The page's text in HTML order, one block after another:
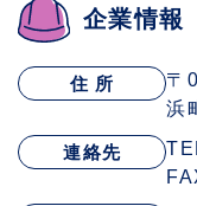
企業情報
住 所
〒
浜
連絡先